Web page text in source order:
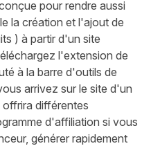
pour rendre aussi
la création et l'ajout de
) à partir d'un site
l'extension de
à la barre d'outils de
arrivez sur le site d'un
différentes
d'affiliation si vous
générer rapidement